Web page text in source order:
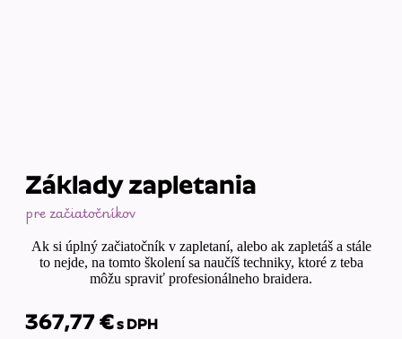
Základy zapletania
pre začiatočníkov
Ak si úplný začiatočník v zapletaní, alebo ak zapletáš a stále
to nejde, na tomto školení sa naučíš techniky, ktoré z teba
môžu spraviť profesionálneho braidera.
367,77 €s DPH